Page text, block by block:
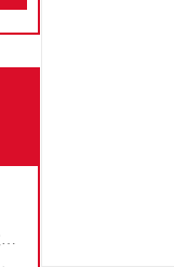
PN结物理特性（玻尔兹曼常数测定仪）